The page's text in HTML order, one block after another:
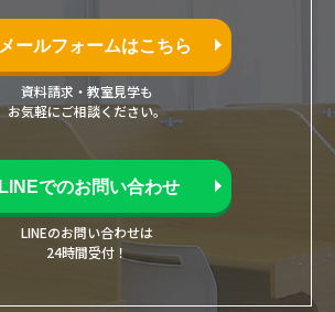
メールフォームはこちら
資料請求・教室見学も
お気軽にご相談ください。
LINEでのお問い合わせ
LINEのお問い合わせは
24時間受付！